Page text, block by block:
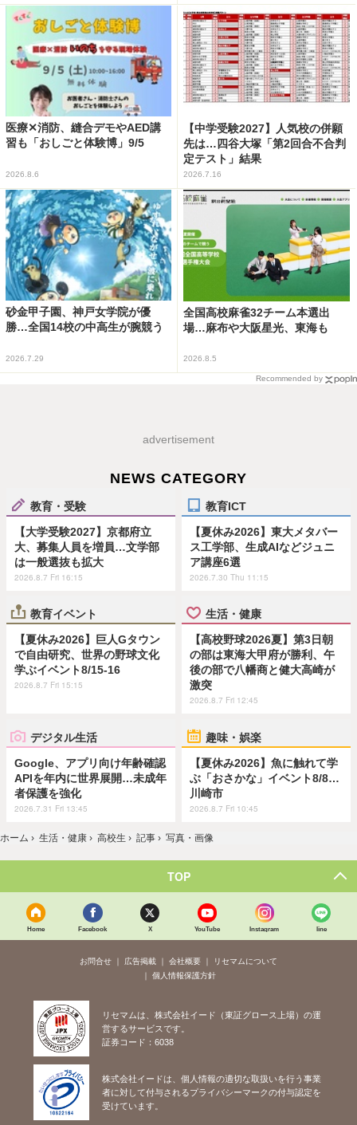
医療✕消防、縫合デモやAED講
習も「おしごと体験博」9/5
2026.8.6
【中学受験2027】人気校の併願
先は…四谷大塚「第2回合不合判
定テスト」結果
2026.7.16
砂金甲子園、神戸女学院が優
勝…全国14校の中高生が腕競う
2026.7.29
全国高校麻雀32チーム本選出
場…麻布や大阪星光、東海も
2026.8.5
Recommended by
advertisement
NEWS CATEGORY
教育・受験
【大学受験2027】京都府立
大、募集人員を増員…文学部
は一般選抜も拡大
2026.8.7 Fri 16:15
教育ICT
【夏休み2026】東大メタバー
ス工学部、生成AIなどジュニ
ア講座6選
2026.7.30 Thu 11:15
教育イベント
【夏休み2026】巨人Gタウン
で自由研究、世界の野球文化
学ぶイベント8/15-16
2026.8.7 Fri 15:15
生活・健康
【高校野球2026夏】第3日朝
の部は東海大甲府が勝利、午
後の部で八幡商と健大高崎が
激突
2026.8.7 Fri 12:45
デジタル生活
Google、アプリ向け年齢確認
APIを年内に世界展開…未成年
者保護を強化
2026.7.31 Fri 13:45
趣味・娯楽
【夏休み2026】魚に触れて学
ぶ「おさかな」イベント8/8…
川崎市
2026.8.7 Fri 10:45
ホーム › 生活・健康 › 高校生 › 記事 › 写真・画像
TOP
Home Facebook X YouTube Instagram line
お問合せ 広告掲載 会社概要
リセマムについて
個人情報保護方針
リセマムは、株式会社イード（東証グロース上場）の運
営するサービスです。
証券コード：6038
株式会社イードは、個人情報の適切な取扱いを行う事業
者に対して付与されるプライバシーマークの付与認定を
受けています。